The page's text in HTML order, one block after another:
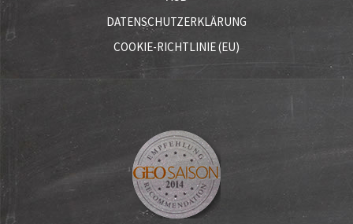
DATENSCHUTZERKLÄRUNG
COOKIE-RICHTLINIE (EU)